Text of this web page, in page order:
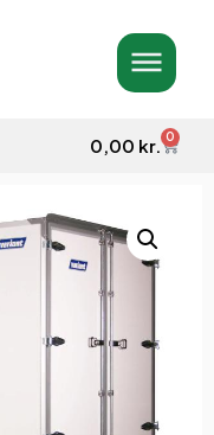
0,00 kr. 0